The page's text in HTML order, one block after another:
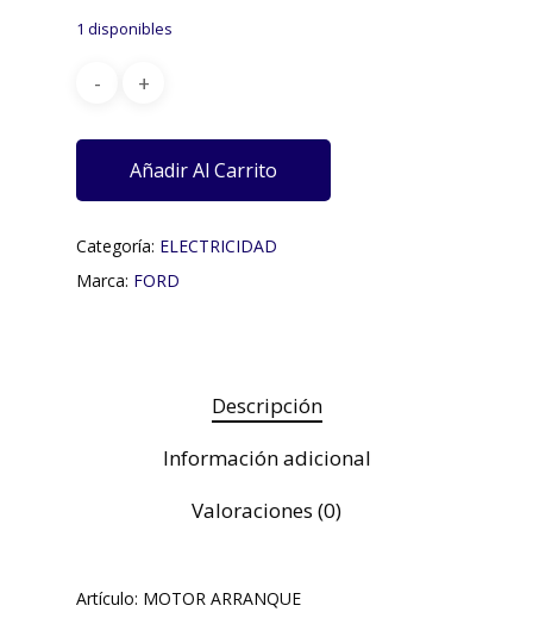
1 disponibles
Añadir Al Carrito
Categoría: ELECTRICIDAD
Marca: FORD
Descripción
Información adicional
Valoraciones (0)
Artículo: MOTOR ARRANQUE